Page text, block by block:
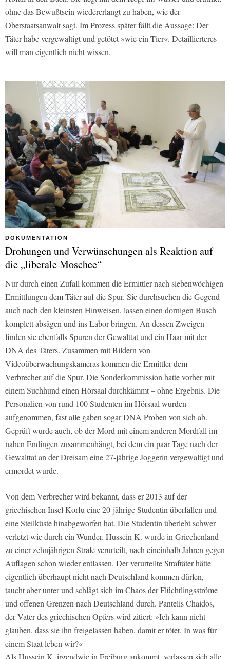
ohne das Bewußtsein wiedererlangt zu haben, wie der
Oberstaatsanwalt sagt. Im Prozess später fällt die Aussage: Der
Täter habe vergewaltigt und getötet »wie ein Tier«. Detaillierteres
will man eigentlich nicht wissen.
DOKUMENTATION
Drohungen und Verwünschungen als Reaktion auf
die „liberale Moschee“
Nur durch einen Zufall kommen die Ermittler nach siebenwöchigen
Ermittlungen dem Täter auf die Spur. Sie durchsuchen die Gegend
auch nach den kleinsten Hinweisen, lassen einen dornigen Busch
komplett absägen und ins Labor bringen. An dessen Zweigen
finden sie ebenfalls Spuren der Gewalttat und ein Haar mit der
DNA des Täters. Zusammen mit Bildern von
Videoüberwachungskameras kommen die Ermittler dem
Verbrecher auf die Spur. Die Sonderkommission hatte vorher mit
einem Suchhund einen Hörsaal durchkämmt – ohne Ergebnis. Die
Personalien von rund 100 Studenten im Hörsaal wurden
aufgenommen, fast alle gaben sogar DNA Proben von sich ab.
Geprüft wurde auch, ob der Mord mit einem anderen Mordfall im
nahen Endingen zusammenhängt, bei dem ein paar Tage nach der
Gewalttat an der Dreisam eine 27-jährige Joggerin vergewaltigt und
ermordet wurde.
Von dem Verbrecher wird bekannt, dass er 2013 auf der
griechischen Insel Korfu eine 20-jährige Studentin überfallen und
eine Steilküste hinabgeworfen hat. Die Studentin überlebt schwer
verletzt wie durch ein Wunder. Hussein K. wurde in Griechenland
zu einer zehnjährigen Strafe verurteilt, nach eineinhalb Jahren gegen
Auflagen schon wieder entlassen. Der verurteilte Straftäter hätte
eigentlich überhaupt nicht nach Deutschland kommen dürfen,
taucht aber unter und schlägt sich im Chaos der Flüchtlingsströme
und offenen Grenzen nach Deutschland durch. Pantelis Chaidos,
der Vater des griechischen Opfers wird zitiert: »Ich kann nicht
glauben, dass sie ihn freigelassen haben, damit er tötet. In was für
einem Staat leben wir?«
Als Hussein K. irgendwie in Freiburg ankommt, verlassen sich alle